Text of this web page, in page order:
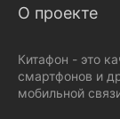
О проекте
Китафон - это
смартфонов и
мобильной